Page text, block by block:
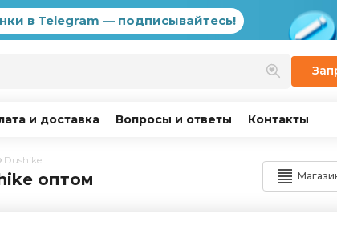
в Telegram — подписывайтесь!
и доставка Вопросы и ответы Контакты
Dushike
оптом